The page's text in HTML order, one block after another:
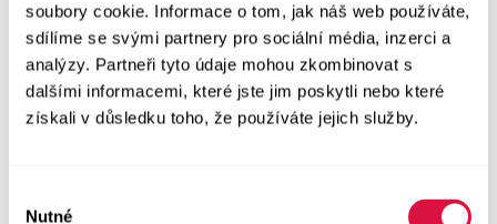
soubory cookie. Informace o tom, jak náš web používáte,
sdílíme se svými partnery pro sociální média, inzerci a
analýzy. Partneři tyto údaje mohou zkombinovat s
dalšími informacemi, které jste jim poskytli nebo které
získali v důsledku toho, že používáte jejich služby.
Nutné
Šaty a sukně
Vše v kategorii Šaty a sukně
NOVINKY
Letní šaty